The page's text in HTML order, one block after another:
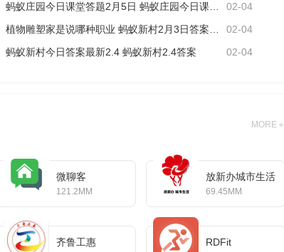
蚂蚁庄园今日课堂答题2月5日 蚂蚁庄园今日课堂答题最新答案
02-04
植物雕塑家是说哪种职业 蚂蚁新村2月3日答案最新
02-04
蚂蚁新村今日答案最新2.4 蚂蚁新村2.4答案 02-04
MORE＋
微聊客
121.2MM
放新办城市生活
69.45MM
齐鲁工惠 RDFit